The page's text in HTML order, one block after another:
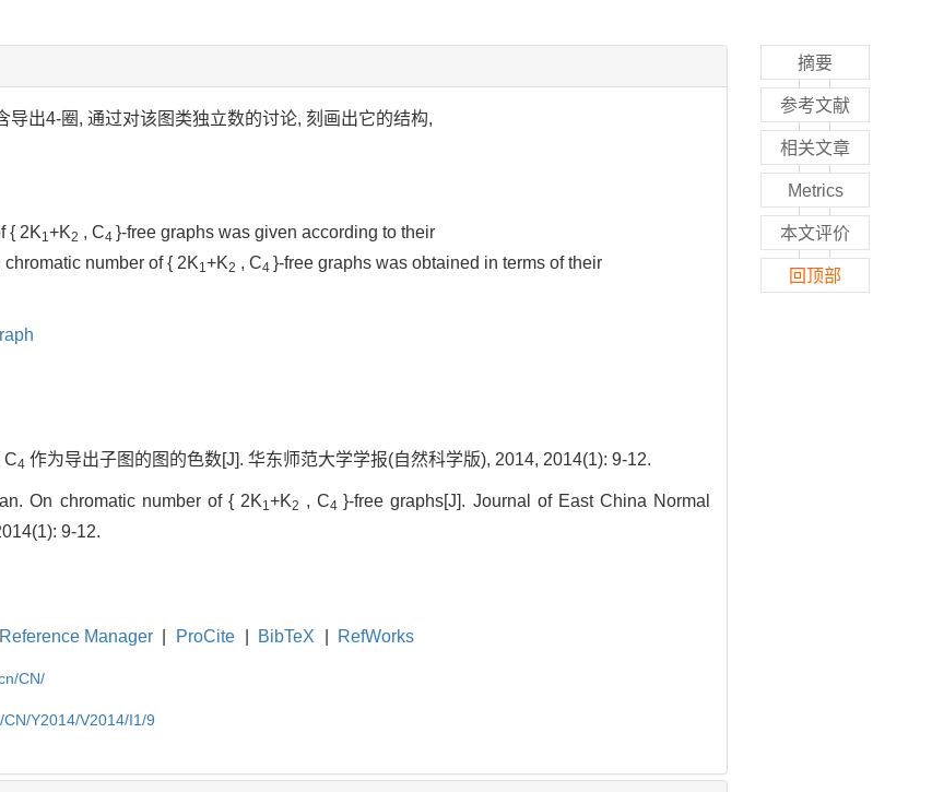
导出4-圈, 通过对该图类独立数的讨论, 刻画出它的结构,
{ 2K1+K2 , C4 }-free graphs was given according to their
number of { 2K1+K2 , C4 }-free graphs was obtained in terms of their
C4 作为导出子图的图的色数[J]. 华东师范大学学报(自然科学版), 2014, 2014(1): 9-12.
On chromatic number of { 2K1+K2 , C4}-free graphs[J]. Journal of East China Normal
9-12.
Reference Manager ProCite BibTeX RefWorks
CN/
Y2014/V2014/I1/9
摘要
参考文献
相关文章
Metrics
本文评价
回顶部